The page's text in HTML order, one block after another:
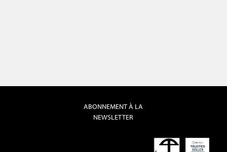
ABONNEMENT À LA
NEWSLETTER